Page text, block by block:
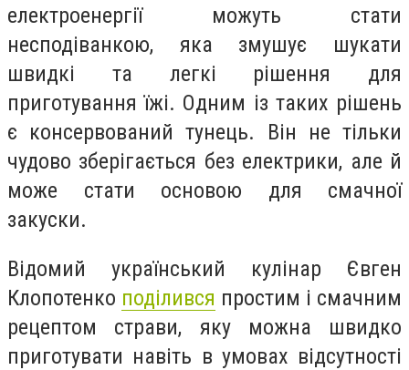
електроенергії можуть стати
несподіванкою, яка змушує шукати
швидкі та легкі рішення для
приготування їжі. Одним із таких рішень
є консервований тунець. Він не тільки
чудово зберігається без електрики, але й
може стати основою для смачної
закуски.
Відомий український кулінар Євген
Клопотенко поділився простим і смачним
рецептом страви, яку можна швидко
приготувати навіть в умовах відсутності